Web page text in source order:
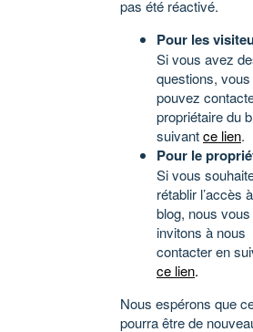
pas été réactivé.
Pour les
Si vous avez
questions, vous
pouvez
propriétaire du
suivantce lien.
Pour le
Si vous
rétablir l’accès
blog, nous vous
invitons à nous
contacter en
ce lien.
Nous espérons que
pourra être de